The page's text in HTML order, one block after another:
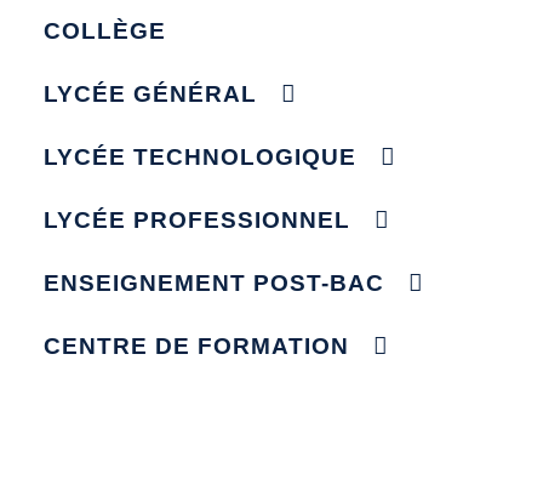
COLLÈGE
LYCÉE GÉNÉRAL
LYCÉE TECHNOLOGIQUE
LYCÉE PROFESSIONNEL
ENSEIGNEMENT POST-BAC
CENTRE DE FORMATION